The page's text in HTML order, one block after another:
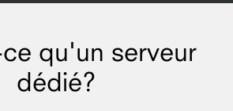
qu'un serveur
dédié?